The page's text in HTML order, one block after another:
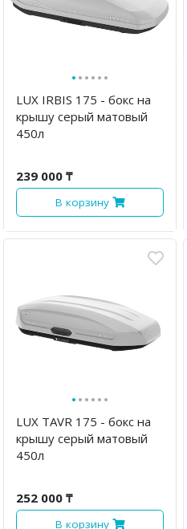
······
LUX IRBIS 175 - бокс на
крышу серый матовый
450л
239 000 ₸
В корзину
······
LUX TAVR 175 - бокс на
крышу серый матовый
450л
252 000 ₸
В корзину